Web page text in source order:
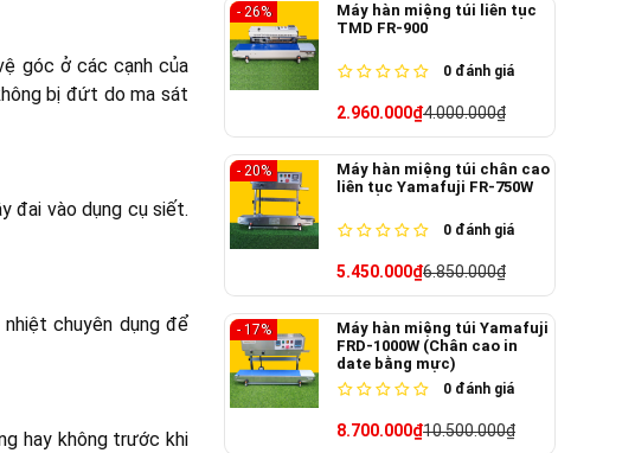
góc ở các cạnh của
bị đứt do ma sát
đai vào dụng cụ siết.
chuyên dụng để
hay không trước khi
- 26%
Máy hàn miệng túi liên tục
TMD FR-900
0 đánh giá
2.960.000₫4.000.000₫
- 20%
Máy hàn miệng túi chân cao
liên tục Yamafuji FR-750W
0 đánh giá
5.450.000₫6.850.000₫
- 17%
Máy hàn miệng túi Yamafuji
FRD-1000W (Chân cao in
date bằng mực)
0 đánh giá
8.700.000₫10.500.000₫